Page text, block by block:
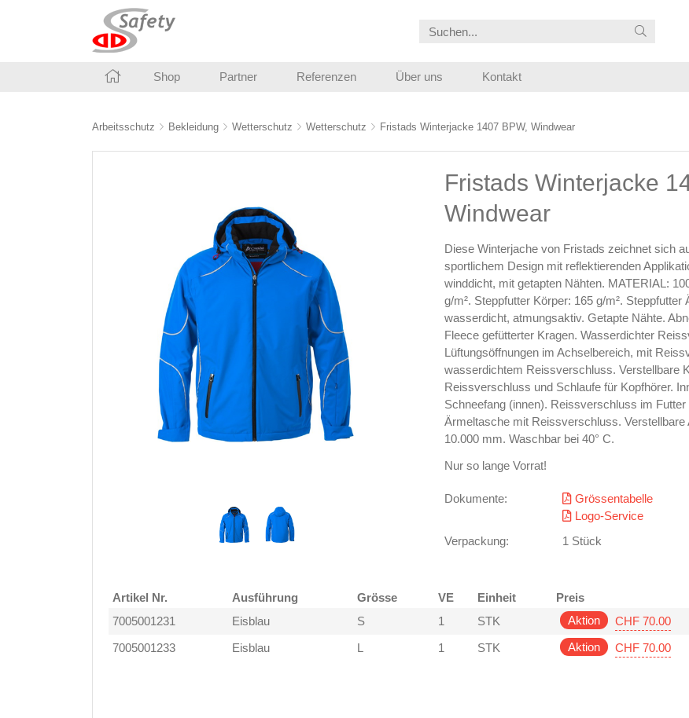
Shop Partner Referenzen Über uns Kontakt
Arbeitsschutz Bekleidung Wetterschutz Wetterschutz Fristads Winterjacke 1407 BPW, Windwear
Fristads Winterjacke
Windwear
Diese Winterjache von Fristads zeichnet sich
sportlichem Design mit reflektierenden
winddicht, mit getapten Nähten. MATERIAL:
g/m². Steppfutter Körper: 165 g/m².
wasserdicht, atmungsaktiv. Getapte Nähte.
Fleece gefütterter Kragen. Wasserdichter
Lüftungsöffnungen im Achselbereich, mit
wasserdichtem Reissverschluss. Verstellbare
Reissverschluss und Schlaufe für Kopfhörer.
Schneefang (innen). Reissverschluss im
Ärmeltasche mit Reissverschluss.
10.000 mm. Waschbar bei 40° C.
Nur so lange Vorrat!
Dokumente:
Grössentabelle
Logo-Service
Verpackung:
1 Stück
Artikel Nr. Ausführung Grösse VE Einheit Preis
7005001231
Eisblau S 1 STK Aktion CHF 70.00
7005001233 Eisblau L 1 STK Aktion CHF 70.00